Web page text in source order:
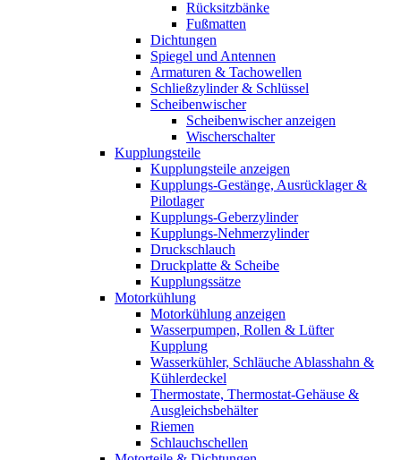
Rücksitzbänke
Fußmatten
Dichtungen
Spiegel und Antennen
Armaturen & Tachowellen
Schließzylinder & Schlüssel
Scheibenwischer
Scheibenwischer anzeigen
Wischerschalter
Kupplungsteile
Kupplungsteile anzeigen
Kupplungs-Gestänge, Ausrücklager &
Pilotlager
Kupplungs-Geberzylinder
Kupplungs-Nehmerzylinder
Druckschlauch
Druckplatte & Scheibe
Kupplungssätze
Motorkühlung
Motorkühlung anzeigen
Wasserpumpen, Rollen & Lüfter
Kupplung
Wasserkühler, Schläuche Ablasshahn &
Kühlerdeckel
Thermostate, Thermostat-Gehäuse &
Ausgleichsbehälter
Riemen
Schlauchschellen